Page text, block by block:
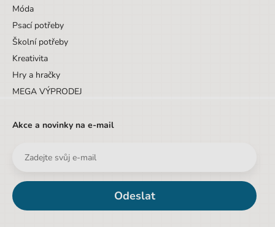
Móda
Psací potřeby
Školní potřeby
Kreativita
Hry a hračky
MEGA VÝPRODEJ
Akce a novinky na e-mail
Odeslat